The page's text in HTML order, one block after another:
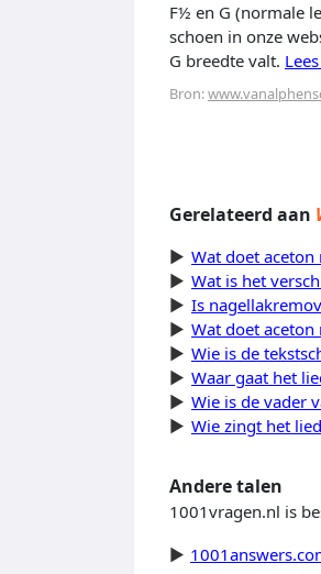
F½ en G (normale
schoen in onze
G breedte valt.
Bron:
Gerelateerd aan
Wat doet aceton
Wat is het
Is
Wat doet aceton
Wie is de
Waar gaat het
Wie is de vader
Wie zingt het
Andere talen
1001vragen.nl is